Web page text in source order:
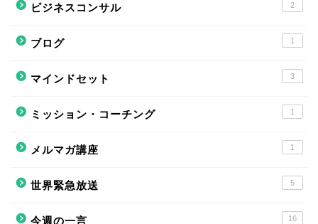
ビジネスコンサル 2
ブログ 1
マインドセット 3
ミッション・コーチング 1
メルマガ講座 1
世界緊急放送 5
今週の一言 16